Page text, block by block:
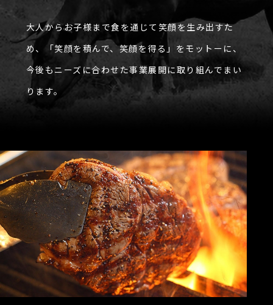
大人からお子様まで食を通じて笑顔を生み出すた
め、「笑顔を積んで、笑顔を得る」をモットーに、
今後もニーズに合わせた事業展開に取り組んでまい
ります。